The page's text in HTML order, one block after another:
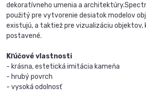
dekoratívneho umenia a architektúry.
použitý pre vytvorenie desiatok modelov
existujú, a taktiež pre vizualizáciu objektov,
postavené.
Kľúčové vlastnosti
- krásna, estetická imitácia kameňa
- hrubý povrch
- vysoká odolnosť